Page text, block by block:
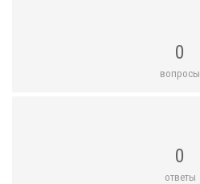
0
вопросы
0
ответы